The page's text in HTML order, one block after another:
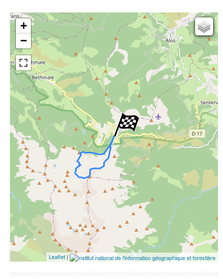
+
−
Cartes IGN
Open Topo Map
Open Street Map
ESRI Word Imagery
Photographies aériennes
Leaflet |